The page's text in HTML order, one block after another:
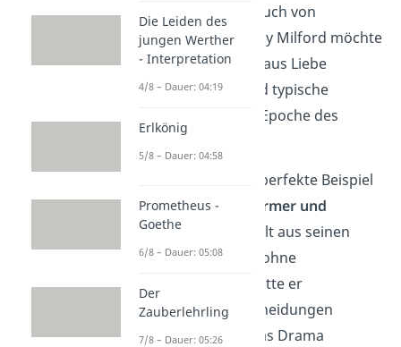
es der Präsident auch von
Ferdinand will. Lady Milford möchte
aber eine Ehe nur aus Liebe
eingehen. Das sind typische
Merkmale für die Epoche des
Sturm und Drang.
Ferdinand ist das perfekte Beispiel
für die jungen
Stürmer und
Dränger
. Er handelt aus seinen
Gefühlenheraus, ohne
nachzudenken. Hätte er
vernünftige Entscheidungen
getroffen, wäre das Drama
Die Leiden des
jungen Werther
- Interpretation
4/8 – Dauer: 04:19
Erlkönig
5/8 – Dauer: 04:58
Prometheus -
Goethe
6/8 – Dauer: 05:08
Der
Zauberlehrling
7/8 – Dauer: 05:26